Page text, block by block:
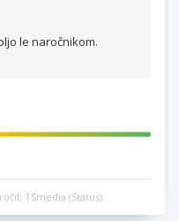
le naročnikom.
TSmedia (Status)